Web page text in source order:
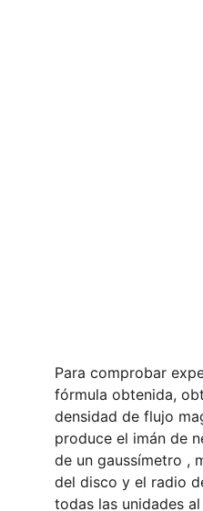
Para comprobar
fórmula obtenida,
densidad de flujo
produce el imán de
de un gaussímetro ,
del disco y el radio
todas las unidades